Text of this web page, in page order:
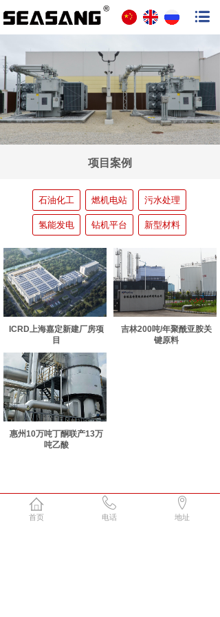
项目案例
石油化工 燃机电站 污水处理
氢能发电 钻机平台 新型材料
ICRD上海嘉定新建厂房项
目
吉林200吨/年聚酰亚胺关
键原料
惠州10万吨丁酮联产13万
吨乙酸
首页 电话 地址